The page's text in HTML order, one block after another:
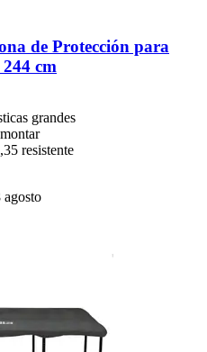
de Protección para
cm
grandes
resistente
agosto